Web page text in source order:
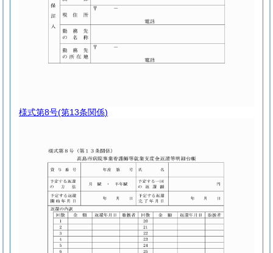
様式第8号(第13条関係)